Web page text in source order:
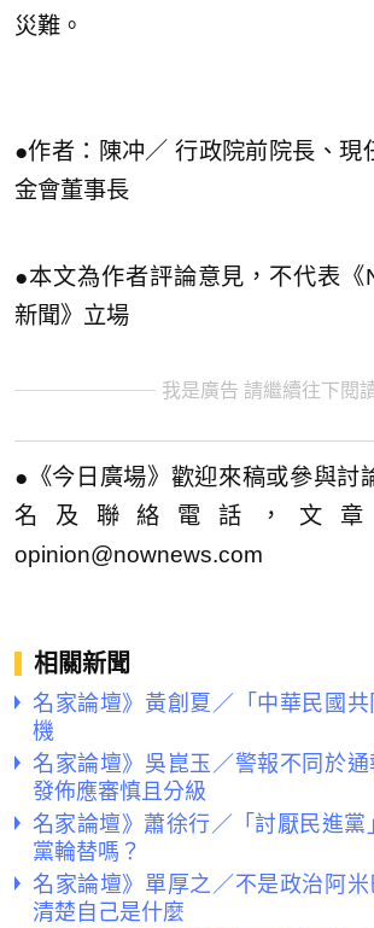
災難。
●作者：陳冲／ 行政院前院長、現
金會董事長
●本文為作者評論意見，不代表《
新聞》立場
我是廣告 請繼續往下閱
●《今日廣場》歡迎來稿或參與討
名及聯絡電話，文
opinion@nownews.com
相關新聞
名家論壇》黃創夏／「中華民國
機
名家論壇》吳崑玉／警報不同於
發佈應審慎且分級
名家論壇》蕭徐行／「討厭民進
黨輪替嗎？
名家論壇》單厚之／不是政治阿
清楚自己是什麼